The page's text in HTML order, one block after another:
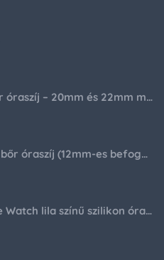
Keskenyített bőr óraszíj – 20mm és 22mm méretben
Krokodil mintás bőr óraszíj (12mm-es befogóval rendelkező órához)
Halloween Apple Watch lila színű szilikon óraszíj